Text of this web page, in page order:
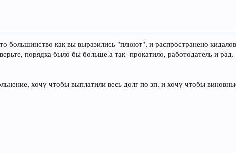
большинство как вы выразились "плюют", и распространено
порядка было бы больше.а так- прокатило, работодатель и
хочу чтобы выплатили весь долг по зп, и хочу чтобы